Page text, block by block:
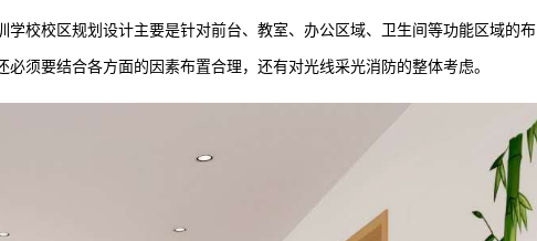
校区规划设计主要是针对前台、教室、办公区域、卫生间等功能区域的布
须要结合各方面的因素布置合理，还有对光线采光消防的整体考虑。